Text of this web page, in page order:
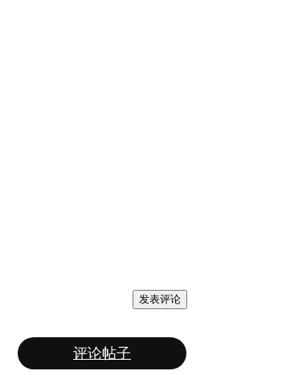
发表评论
评论帖子